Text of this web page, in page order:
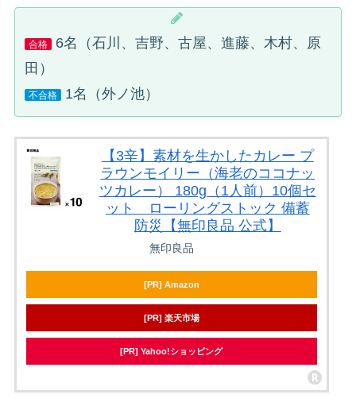
合格
6名（石川、吉野、古屋、進藤、木村、原
田）
不合格 1名（外ノ池）
【3辛】素材を生かしたカレー プ
ラウンモイリー（海老のココナッ
ツカレー） 180g（1人前）10個セ
ット ローリングストック 備蓄
防災【無印良品 公式】
無印良品
[PR] Amazon
[PR] 楽天市場
[PR] Yahoo!ショッピング